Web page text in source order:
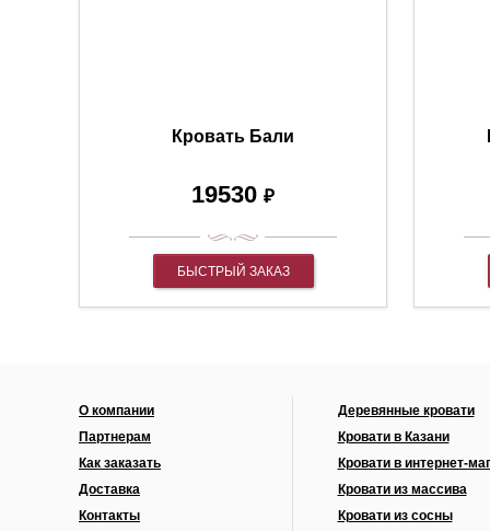
Кровать Бали
19530 ₽
БЫСТРЫЙ ЗАКАЗ
О компании
Партнерам
Как заказать
Доставка
Контакты
Деревянные кровати
Кровати в Казани
Кровати в интернет-
Кровати из массива
Кровати из сосны